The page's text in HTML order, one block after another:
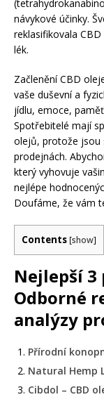
návykové účinky.
reklasifikovala
lék.
Začlenění CBD
vaše duševní a
jídlu, emoce,
Spotřebitelé mají
olejů, protože jsou
prodejnách.
který vyhovuje
nejlépe
Doufáme, že vám
Contents [show]
Nejlepší 3
Odborné
analýzy
Přírodní
Natural Hemp
Cibdol – CBD